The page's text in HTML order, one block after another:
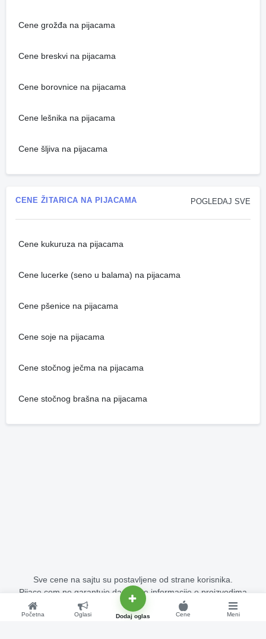
Cene grožđa na pijacama
Cene breskvi na pijacama
Cene borovnice na pijacama
Cene lešnika na pijacama
Cene šljiva na pijacama
POGLEDAJ SVE
CENE ŽITARICA NA PIJACAMA
Cene kukuruza na pijacama
Cene lucerke (seno u balama) na pijacama
Cene pšenice na pijacama
Cene soje na pijacama
Cene stočnog ječma na pijacama
Cene stočnog brašna na pijacama
Sve cene na sajtu su postavljene od strane korisnika.
Pijace.com ne garantuje da su sve informacije o proizvodima
potpuno tačne i bez grešaka.
Copyright © 2015 - 2026 Pijace.com Sva prava su zadržana.
Početna Oglasi Dodaj oglas Cene Meni